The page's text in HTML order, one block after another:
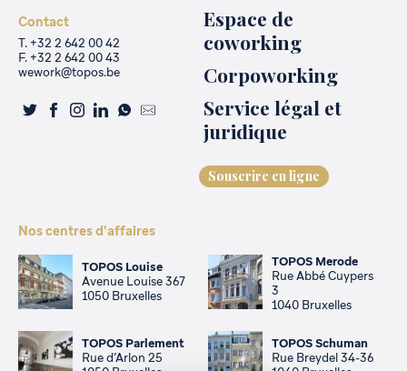
Contact
T. +32 2 642 00 42
F. +32 2 642 00 43
wework@topos.be
Espace de
coworking
Corpoworking
Service légal et
juridique
Souscrire en ligne
Nos centres d'affaires
TOPOS Louise
Avenue Louise 367
1050 Bruxelles
TOPOS Merode
Rue Abbé Cuypers
3
1040 Bruxelles
TOPOS Parlement
Rue d’Arlon 25
TOPOS Schuman
Rue Breydel 34-36